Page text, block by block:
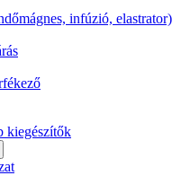
infúzió, elastrator)
kiegészítők